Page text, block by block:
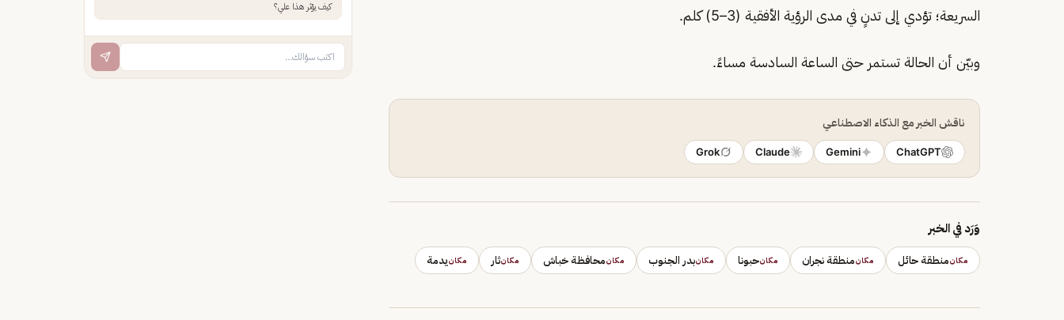
السريعة؛ تؤدي إلى تدنٍ في مدى الرؤية الأفقية (3–5) كلم.
وبيّن أن الحالة تستمر حتى الساعة السادسة مساءً.
ناقش الخبر مع الذكاء الاصطناعي
ChatGPT
Gemini
Claude
Grok
وَرَد في الخبر
مكانمنطقة حائل مكانمنطقة نجران مكانحبونا مكانبدر الجنوب مكانمحافظة خباش مكانثار مكانيدمة
كيف يؤثر هذا علي؟